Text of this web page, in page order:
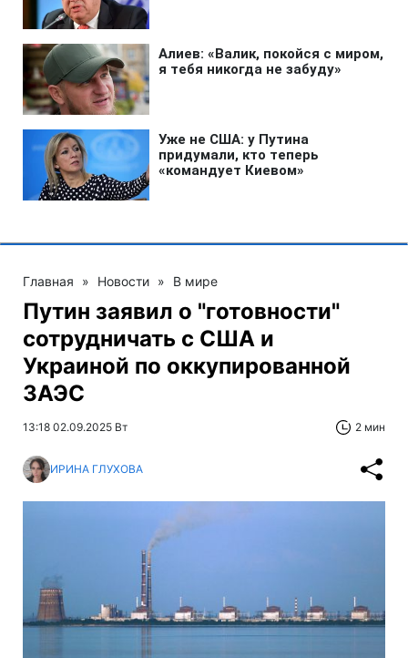
Главная » Новости » В мире
Путин заявил о "готовности"
сотрудничать с США и
Украиной по оккупированной
ЗАЭС
13:18 02.09.2025 Вт 2 мин
ИРИНА ГЛУХОВА